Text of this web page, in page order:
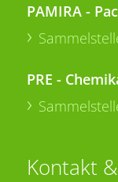
PAMIRA -
PRE -
Kontakt